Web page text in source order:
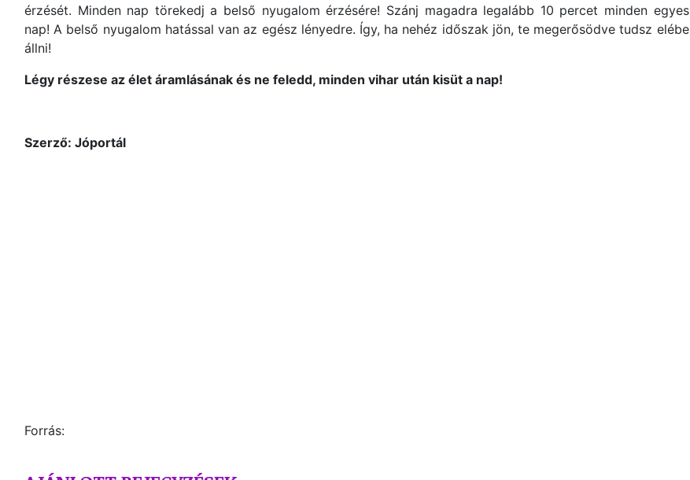
érzését. Minden nap törekedj a belső nyugalom érzésére! Szánj magadra legalább 10 percet minden egyes
nap! A belső nyugalom hatással van az egész lényedre. Így, ha nehéz időszak jön, te megerősödve tudsz elébe
állni!
Légy részese az élet áramlásának és ne feledd, minden vihar után kisüt a nap!
Szerző: Jóportál
Forrás: